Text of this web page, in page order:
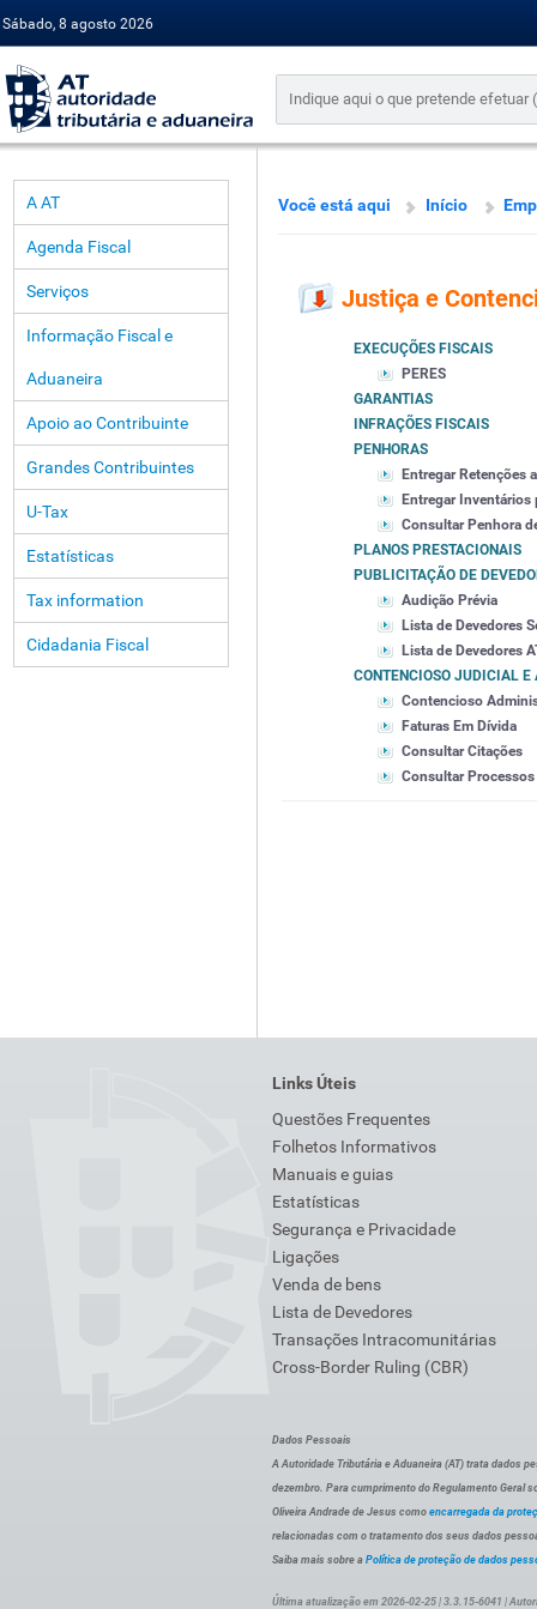
Sábado, 8 agosto 2026
A AT
Agenda Fiscal
Serviços
Informação Fiscal e
Aduaneira
Apoio ao Contribuinte
Grandes Contribuintes
U-Tax
Estatísticas
Tax information
Cidadania Fiscal
Você está aqui Início
Justiça e
EXECUÇÕES FISCAIS
PERES
GARANTIAS
INFRAÇÕES FISCAIS
PENHORAS
Entregar Retenções
Entregar Inventários
Consultar Penhora
PLANOS PRESTACIONAIS
PUBLICITAÇÃO DE
Audição Prévia
Lista de Devedores
Lista de Devedores
CONTENCIOSO JUDICIAL
Contencioso
Faturas Em Dívida
Consultar Citações
Consultar
Links Úteis
Questões Frequentes
Folhetos Informativos
Manuais e guias
Estatísticas
Segurança e Privacidade
Ligações
Venda de bens
Lista de Devedores
Transações Intracomunitárias
Cross-Border Ruling (CBR)
Dados Pessoais
A Autoridade Tributária e Aduaneira (AT) trata dados
dezembro. Para cumprimento do Regulamento Geral
Oliveira Andrade de Jesus como encarregada da
relacionadas com o tratamento dos seus dados
Saiba mais sobre a Política de proteção de dados
Última atualização em 2026-02-25 | 3.3.15-6041 |